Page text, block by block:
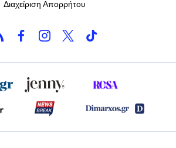
Διαχείριση Απορρήτου